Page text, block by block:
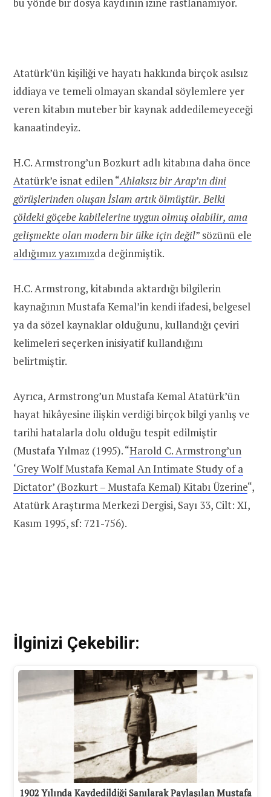
Atatürk’ün kişiliği ve hayatı hakkında birçok asılsız
iddiaya ve temeli olmayan skandal söylemlere yer
veren kitabın muteber bir kaynak addedilemeyeceği
kanaatindeyiz.
H.C. Armstrong’un Bozkurt adlı kitabına daha önce
Atatürk’e isnat edilen “Ahlaksız bir Arap’ın dini
görüşlerinden oluşan İslam artık ölmüştür. Belki
çöldeki göçebe kabilelerine uygun olmuş olabilir, ama
gelişmekte olan modern bir ülke için değil” sözünü ele
aldığımız yazımızda değinmiştik.
H.C. Armstrong, kitabında aktardığı bilgilerin
kaynağının Mustafa Kemal’in kendi ifadesi, belgesel
ya da sözel kaynaklar olduğunu, kullandığı çeviri
kelimeleri seçerken inisiyatif kullandığını
belirtmiştir.
Ayrıca, Armstrong’un Mustafa Kemal Atatürk’ün
hayat hikâyesine ilişkin verdiği birçok bilgi yanlış ve
tarihi hatalarla dolu olduğu tespit edilmiştir
(Mustafa Yılmaz (1995). “Harold C. Armstrong’un
‘Grey Wolf Mustafa Kemal An Intimate Study of a
Dictator’ (Bozkurt – Mustafa Kemal) Kitabı Üzerine“,
Atatürk Araştırma Merkezi Dergisi, Sayı 33, Cilt: XI,
Kasım 1995, sf: 721-756).
İlginizi Çekebilir:
1902 Yılında Kaydedildiği Sanılarak Paylaşılan Mustafa